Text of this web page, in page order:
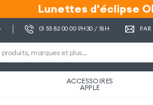
Lunettes d'éclipse
Lunettes d'éclipse
01 55 82 00 00 9H30 / 18H
ACCESSOIRES
APPLE